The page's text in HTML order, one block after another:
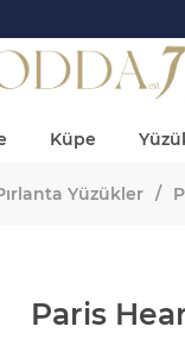
Küpe
Yüzükler /
Paris